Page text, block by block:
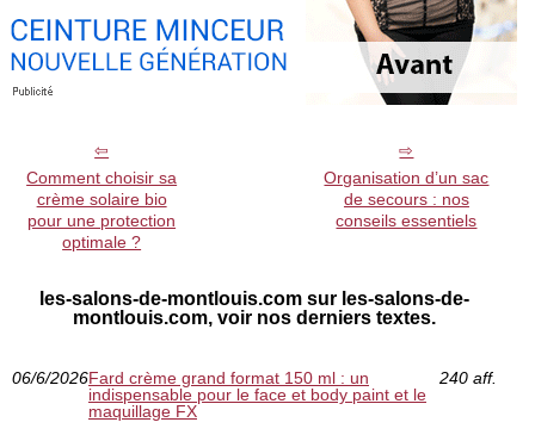
Comment choisir sa
crème solaire bio
pour une protection
optimale ?
Organisation d’un sac
de secours : nos
conseils essentiels
les-salons-de-montlouis.com sur les-salons-de-
montlouis.com, voir nos derniers textes.
06/6/2026Fard crème grand format 150 ml : un
indispensable pour le face et body paint et le
maquillage FX
240 aff.